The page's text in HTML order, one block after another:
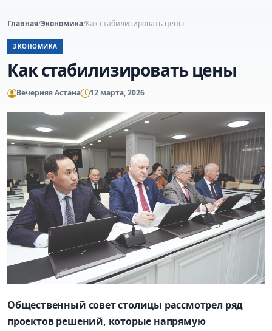
Главная/Экономика/Как стабилизировать цены
ЭКОНОМИКА
Как стабилизировать цены
Вечерняя Астана 12 марта, 2026
Общественный совет столицы рассмотрел ряд
проектов решений, которые напрямую